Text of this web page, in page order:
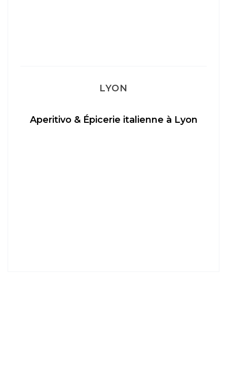
LYON
Aperitivo & Épicerie italienne à Lyon